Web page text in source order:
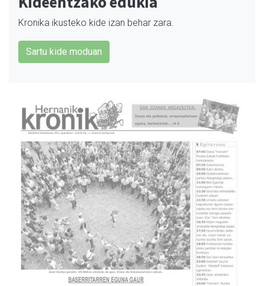
Kronika ikusteko kide izan behar zara.
Sartu kide moduan